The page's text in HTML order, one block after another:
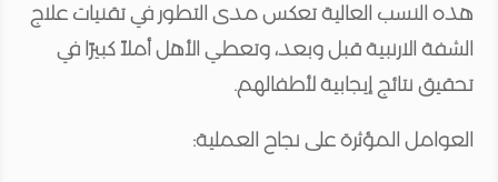
هذه النسب العالية تعكس مدى التطور في تقنيات علاج
الشفة الارنبية قبل وبعد، وتعطي الأهل أملاً كبيرًا في
تحقيق نتائج إيجابية لأطفالهم.
العوامل المؤثرة على نجاح العملية: